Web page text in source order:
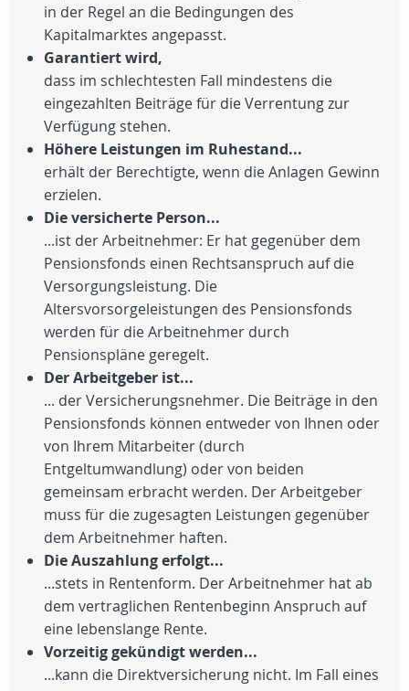
in der Regel an die Bedingungen des
Kapitalmarktes angepasst.
Garantiert wird,
dass im schlechtesten Fall mindestens die
eingezahlten Beiträge für die Verrentung zur
Verfügung stehen.
Höhere Leistungen im Ruhestand...
erhält der Berechtigte, wenn die Anlagen Gewinn
erzielen.
Die versicherte Person...
...ist der Arbeitnehmer: Er hat gegenüber dem
Pensionsfonds einen Rechtsanspruch auf die
Versorgungsleistung. Die
Altersvorsorgeleistungen des Pensionsfonds
werden für die Arbeitnehmer durch
Pensionspläne geregelt.
Der Arbeitgeber ist...
... der Versicherungsnehmer. Die Beiträge in den
Pensionsfonds können entweder von Ihnen oder
von Ihrem Mitarbeiter (durch
Entgeltumwandlung) oder von beiden
gemeinsam erbracht werden. Der Arbeitgeber
muss für die zugesagten Leistungen gegenüber
dem Arbeitnehmer haften.
Die Auszahlung erfolgt...
...stets in Rentenform. Der Arbeitnehmer hat ab
dem vertraglichen Rentenbeginn Anspruch auf
eine lebenslange Rente.
Vorzeitig gekündigt werden...
...kann die Direktversicherung nicht. Im Fall eines